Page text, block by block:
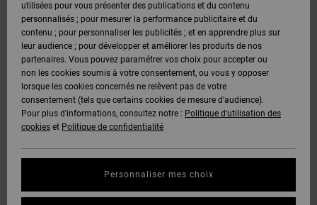
utilisées pour vous présenter des publications et du contenu
personnalisés ; pour mesurer la performance publicitaire et du
contenu ; pour personnaliser les publicités ; et en apprendre plus sur
leur audience ; pour développer et améliorer les produits de nos
partenaires. Vous pouvez paramétrer vos choix pour accepter ou
non les cookies soumis à votre consentement, ou vous y opposer
lorsque les cookies concernés ne relèvent pas de votre
consentement (tels que certains cookies de mesure d’audience).
Pour plus d'informations, consultez notre : Politique d'utilisation des
cookies et Politique de confidentialité
Personnaliser mes choix